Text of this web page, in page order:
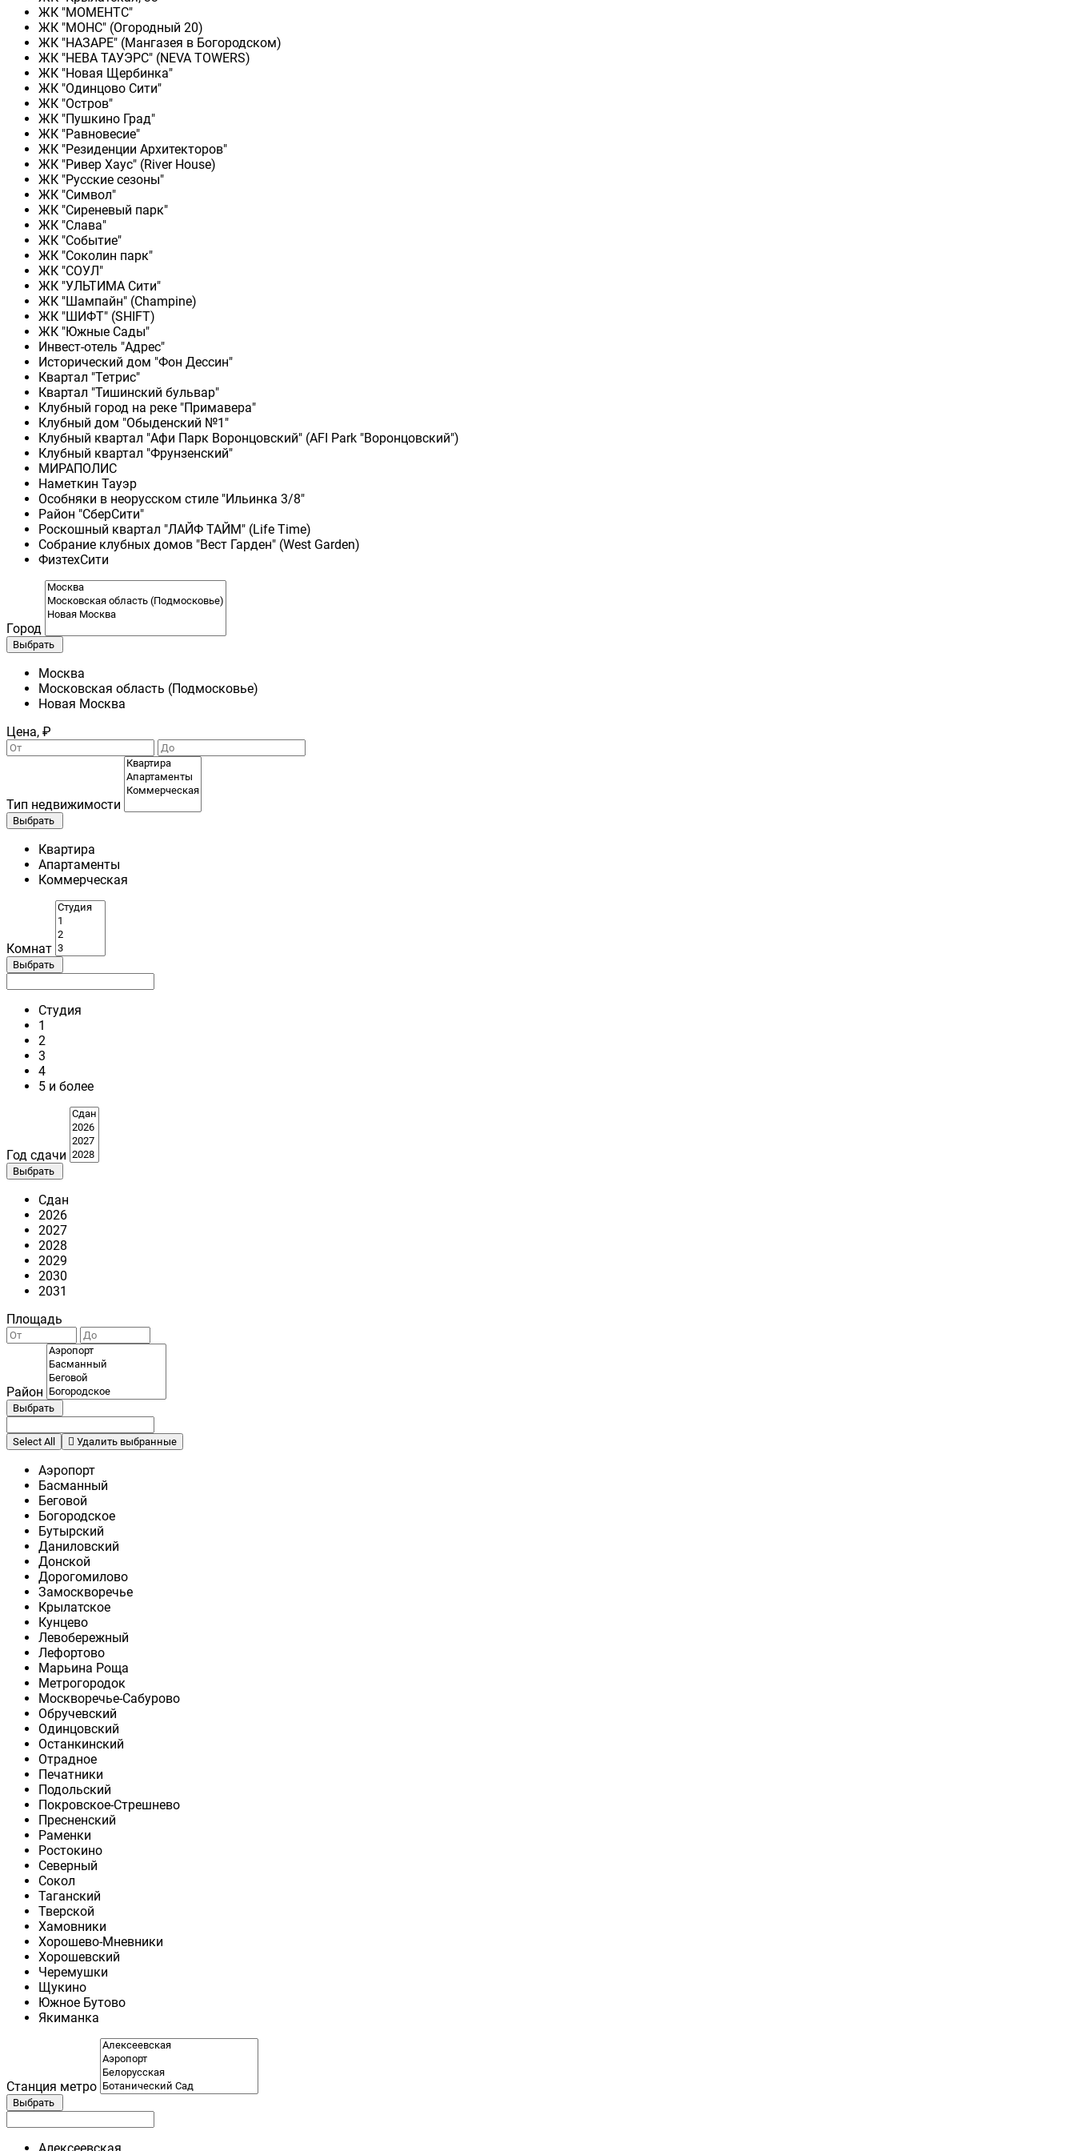
ЖК "МОМЕНТС"
ЖК "МОНС" (Огородный 20)
ЖК "НАЗАРЕ" (Мангазея в Богородском)
ЖК "НЕВА ТАУЭРС" (NEVA TOWERS)
ЖК "Новая Щербинка"
ЖК "Одинцово Сити"
ЖК "Остров"
ЖК "Пушкино Град"
ЖК "Равновесие"
ЖК "Резиденции Архитекторов"
ЖК "Ривер Хаус" (River Нouse)
ЖК "Русские сезоны"
ЖК "Символ"
ЖК "Сиреневый парк"
ЖК "Слава"
ЖК "Событие"
ЖК "Соколин парк"
ЖК "СОУЛ"
ЖК "УЛЬТИМА Сити"
ЖК "Шампайн" (Champine)
ЖК "ШИФТ" (SHIFT)
ЖК "Южные Сады"
Инвест-отель "Адрес"
Исторический дом "Фон Дессин"
Квартал "Тетрис"
Квартал "Тишинский бульвар"
Клубный город на реке "Примавера"
Клубный дом "Обыденский №1"
Клубный квартал "Афи Парк Воронцовский" (AFI Park "Воронцовский")
Клубный квартал "Фрунзенский"
МИРАПОЛИС
Наметкин Тауэр
Особняки в неорусском стиле "Ильинка 3/8"
Район "СберСити"
Роскошный квартал "ЛАЙФ ТАЙМ" (Life Time)
Собрание клубных домов "Вест Гарден" (West Garden)
ФизтехСити
Город
Выбрать
Москва
Московская область (Подмосковье)
Новая Москва
Цена, ₽
Тип недвижимости
Выбрать
Квартира
Апартаменты
Коммерческая
Комнат
Выбрать
Студия
1
2
3
4
5 и более
Год сдачи
Выбрать
Сдан
2026
2027
2028
2029
2030
2031
Площадь
Район
Выбрать
Select All Удалить выбранные
Аэропорт
Басманный
Беговой
Богородское
Бутырский
Даниловский
Донской
Дорогомилово
Замоскворечье
Крылатское
Кунцево
Левобережный
Лефортово
Марьина Роща
Метрогородок
Москворечье-Сабурово
Обручевский
Одинцовский
Останкинский
Отрадное
Печатники
Подольский
Покровское-Стрешнево
Пресненский
Раменки
Ростокино
Северный
Сокол
Таганский
Тверской
Хамовники
Хорошево-Мневники
Хорошевский
Черемушки
Щукино
Южное Бутово
Якиманка
Станция метро
Выбрать